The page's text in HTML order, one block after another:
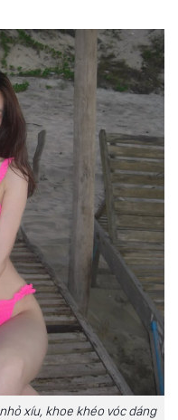
xíu, khoe khéo vóc dáng